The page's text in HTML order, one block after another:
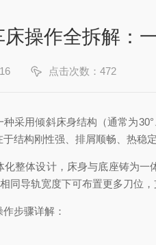
操作全拆解：
点击次数：472
种采用倾斜床身结构（通常为
结构刚性强、排屑顺畅、热稳
体设计，床身与底座铸为一
同导轨宽度下可布置更多刀位
作步骤详解：